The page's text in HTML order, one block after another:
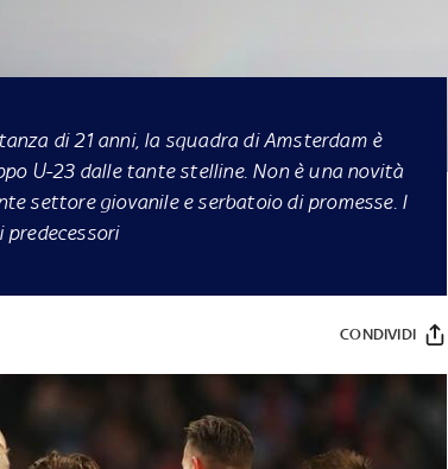
di 21 anni, la squadra di Amsterdam è
U-23 dalle tante stelline. Non è una novità
settore giovanile e serbatoio di promesse. I
CONDIVIDI